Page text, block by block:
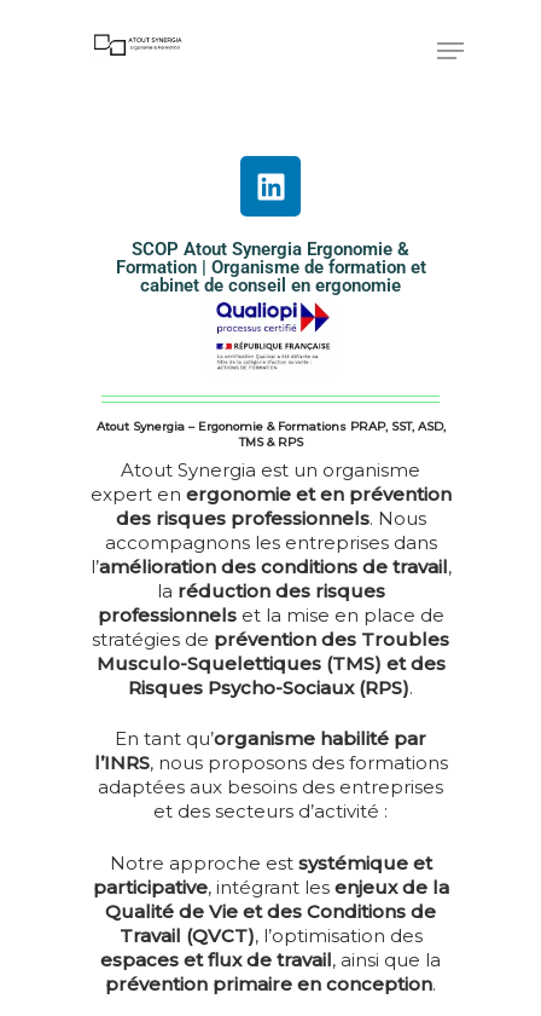
SCOP Atout Synergia Ergonomie &
Formation | Organisme de formation et
cabinet de conseil en ergonomie
Atout Synergia – Ergonomie & Formations PRAP, SST, ASD,
TMS & RPS
Atout Synergia est un organisme
expert en ergonomie et en prévention
des risques professionnels. Nous
accompagnons les entreprises dans
l’amélioration des conditions de travail,
la réduction des risques
professionnelset la mise en place de
stratégies de prévention des Troubles
Musculo-Squelettiques (TMS) et des
Risques Psycho-Sociaux (RPS).
En tant qu’organisme habilité par
l’INRS, nous proposons des formations
adaptées aux besoins des entreprises
et des secteurs d’activité :
Notre approche est systémique et
participative, intégrant les enjeux de la
Qualité de Vie et des Conditions de
Travail (QVCT), l’optimisation des
espaces et flux de travail, ainsi que la
prévention primaire en conception.